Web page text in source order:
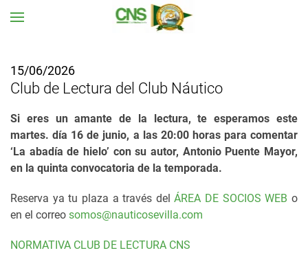
15/06/2026
Club de Lectura del Club Náutico
Si eres un amante de la lectura, te esperamos este
martes. día 16 de junio, a las 20:00 horas para comentar
‘La abadía de hielo’ con su autor, Antonio Puente Mayor,
en la quinta convocatoria de la temporada.
Reserva ya tu plaza a través delÁREA DE SOCIOS WEB o
en el correo somos@nauticosevilla.com
NORMATIVA CLUB DE LECTURA CNS